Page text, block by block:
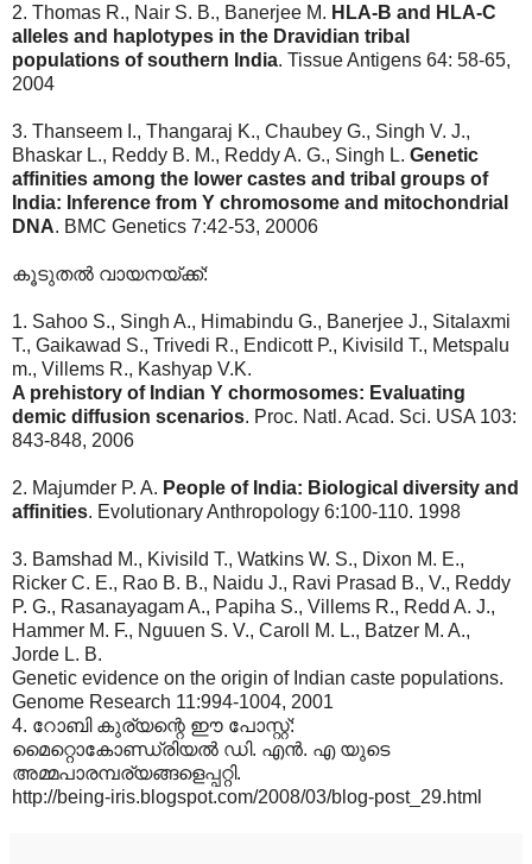
2. Thomas R., Nair S. B., Banerjee M. HLA-B and HLA-C
alleles and haplotypes in the Dravidian tribal
populations of southern India. Tissue Antigens 64: 58-65,
2004
3. Thanseem I., Thangaraj K., Chaubey G., Singh V. J.,
Bhaskar L., Reddy B. M., Reddy A. G., Singh L. Genetic
affinities among the lower castes and tribal groups of
India: Inference from Y chromosome and mitochondrial
DNA. BMC Genetics 7:42-53, 20006
കൂടുതല്‍ വായനയ്ക്ക്:
1. Sahoo S., Singh A., Himabindu G., Banerjee J., Sitalaxmi
T., Gaikawad S., Trivedi R., Endicott P., Kivisild T., Metspalu
m., Villems R., Kashyap V.K.
A prehistory of Indian Y chormosomes: Evaluating
demic diffusion scenarios. Proc. Natl. Acad. Sci. USA 103:
843-848, 2006
2. Majumder P. A. People of India: Biological diversity and
affinities. Evolutionary Anthropology 6:100-110. 1998
3. Bamshad M., Kivisild T., Watkins W. S., Dixon M. E.,
Ricker C. E., Rao B. B., Naidu J., Ravi Prasad B., V., Reddy
P. G., Rasanayagam A., Papiha S., Villems R., Redd A. J.,
Hammer M. F., Nguuen S. V., Caroll M. L., Batzer M. A.,
Jorde L. B.
Genetic evidence on the origin of Indian caste populations.
Genome Research 11:994-1004, 2001
4. റോബി കുര്യന്റെ ഈ പോസ്റ്റ്:
മൈറ്റൊകോണ്ഡ്രിയല്‍ ഡി. എന്‍. എ യുടെ
അമ്മപാരമ്പര്യങ്ങളെപ്പറ്റി.
http://being-iris.blogspot.com/2008/03/blog-post_29.html